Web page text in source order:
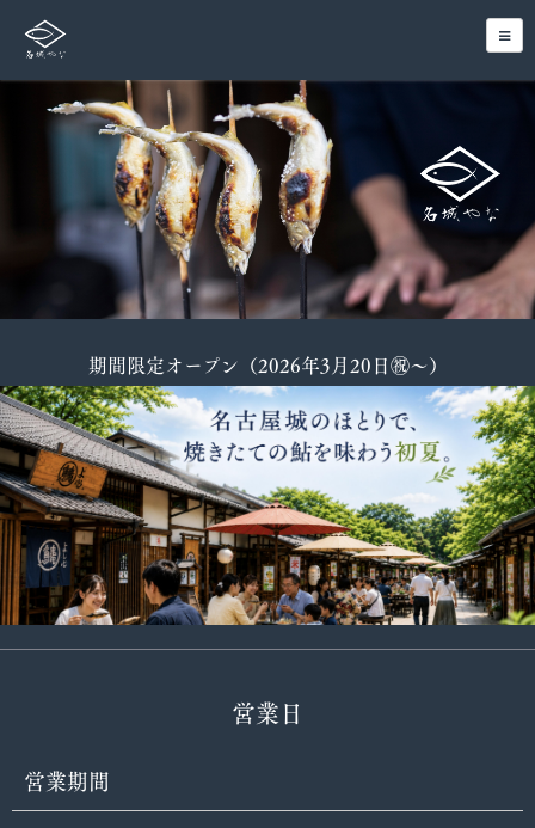
期間限定オープン（2026年3月20日㊗️〜）
営業日
営業期間